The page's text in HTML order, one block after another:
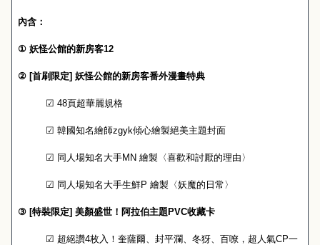
內含：
① 妖怪公館的新房客12
② [首刷限定] 妖怪公館的新房客番外漫畫特典
☑ 48頁超華麗規格
☑ 韓國知名繪師zgyk傾心繪製絕美主題封面
☑ 同人場知名大手MN 繪製〈喜歡和討厭的理由〉
☑ 同人場知名大手生鮮P 繪製〈妖魔的日常〉
③ [特裝限定] 美顏盛世！阿拉伯主題 PVC收藏卡
☑ 超絕讚4枚入！奎薩爾、封平瀾、冬犽、百嘹， 超人氣CP一